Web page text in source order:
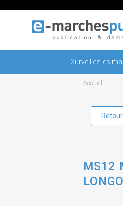
Surveillez les
Accueil
MS12